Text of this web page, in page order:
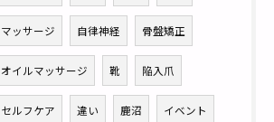
マッサージ 自律神経 骨盤矯正
オイルマッサージ 靴 陥入爪
セルフケア 違い 鹿沼 イベント